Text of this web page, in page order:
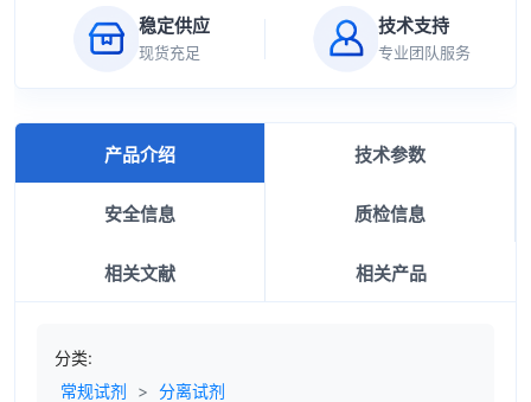
稳定供应
现货充足
技术支持
专业团队服务
产品介绍 技术参数
安全信息 质检信息
相关文献 相关产品
分类:
常规试剂
> 分离试剂